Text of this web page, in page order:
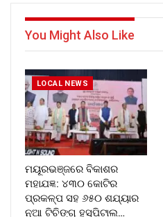
You Might Also Like
LOCAL NEWS
ମୟୂରଭଞ୍ଜରେ ବିକାଶର
ମହାଯଜ୍ଞ: ୪୩୦ କୋଟିର
ପ୍ରକଳ୍ପ ସହ ୬୫୦ ଶଯ୍ୟାର
ନୂଆ ଟିଚିଙ୍ଗ୍ ହସ୍ପିଟାଲ…